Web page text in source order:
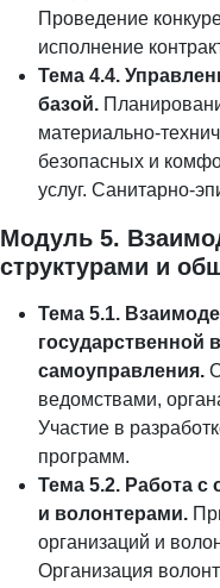
Проведение
исполнение
Тема 4.4.
базой.
материально-
безопасных и
услуг. Санитарно-
Модуль 5.
структурами и
Тема 5.1.
государственной
самоуправления.
ведомствами,
Участие в
программ.
Тема 5.2. Работа
и волонтерами.
организаций и
Организация